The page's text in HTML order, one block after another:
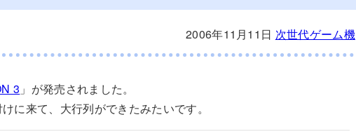
2006年11月11日 次世代ゲーム機
3 」が発売されました。
に来て、大行列ができたみたいです。